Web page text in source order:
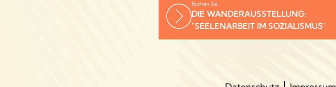
Buchen Sie
DIE WANDERAUSSTELLUNG:
"SEELENARBEIT IM SOZIALISMUS"